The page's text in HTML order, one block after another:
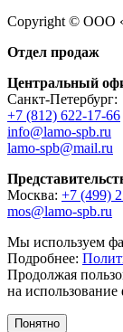
Copyright © ООО
Отдел продаж
Центральный
Санкт-Петербург:
+7 (812) 622-17-66
info@lamo-spb.ru
lamo-spb@mail.ru
Москва: +7 (499)
mos@lamo-spb.ru
Мы используем
Подробнее:
Продолжая
на
Понятно